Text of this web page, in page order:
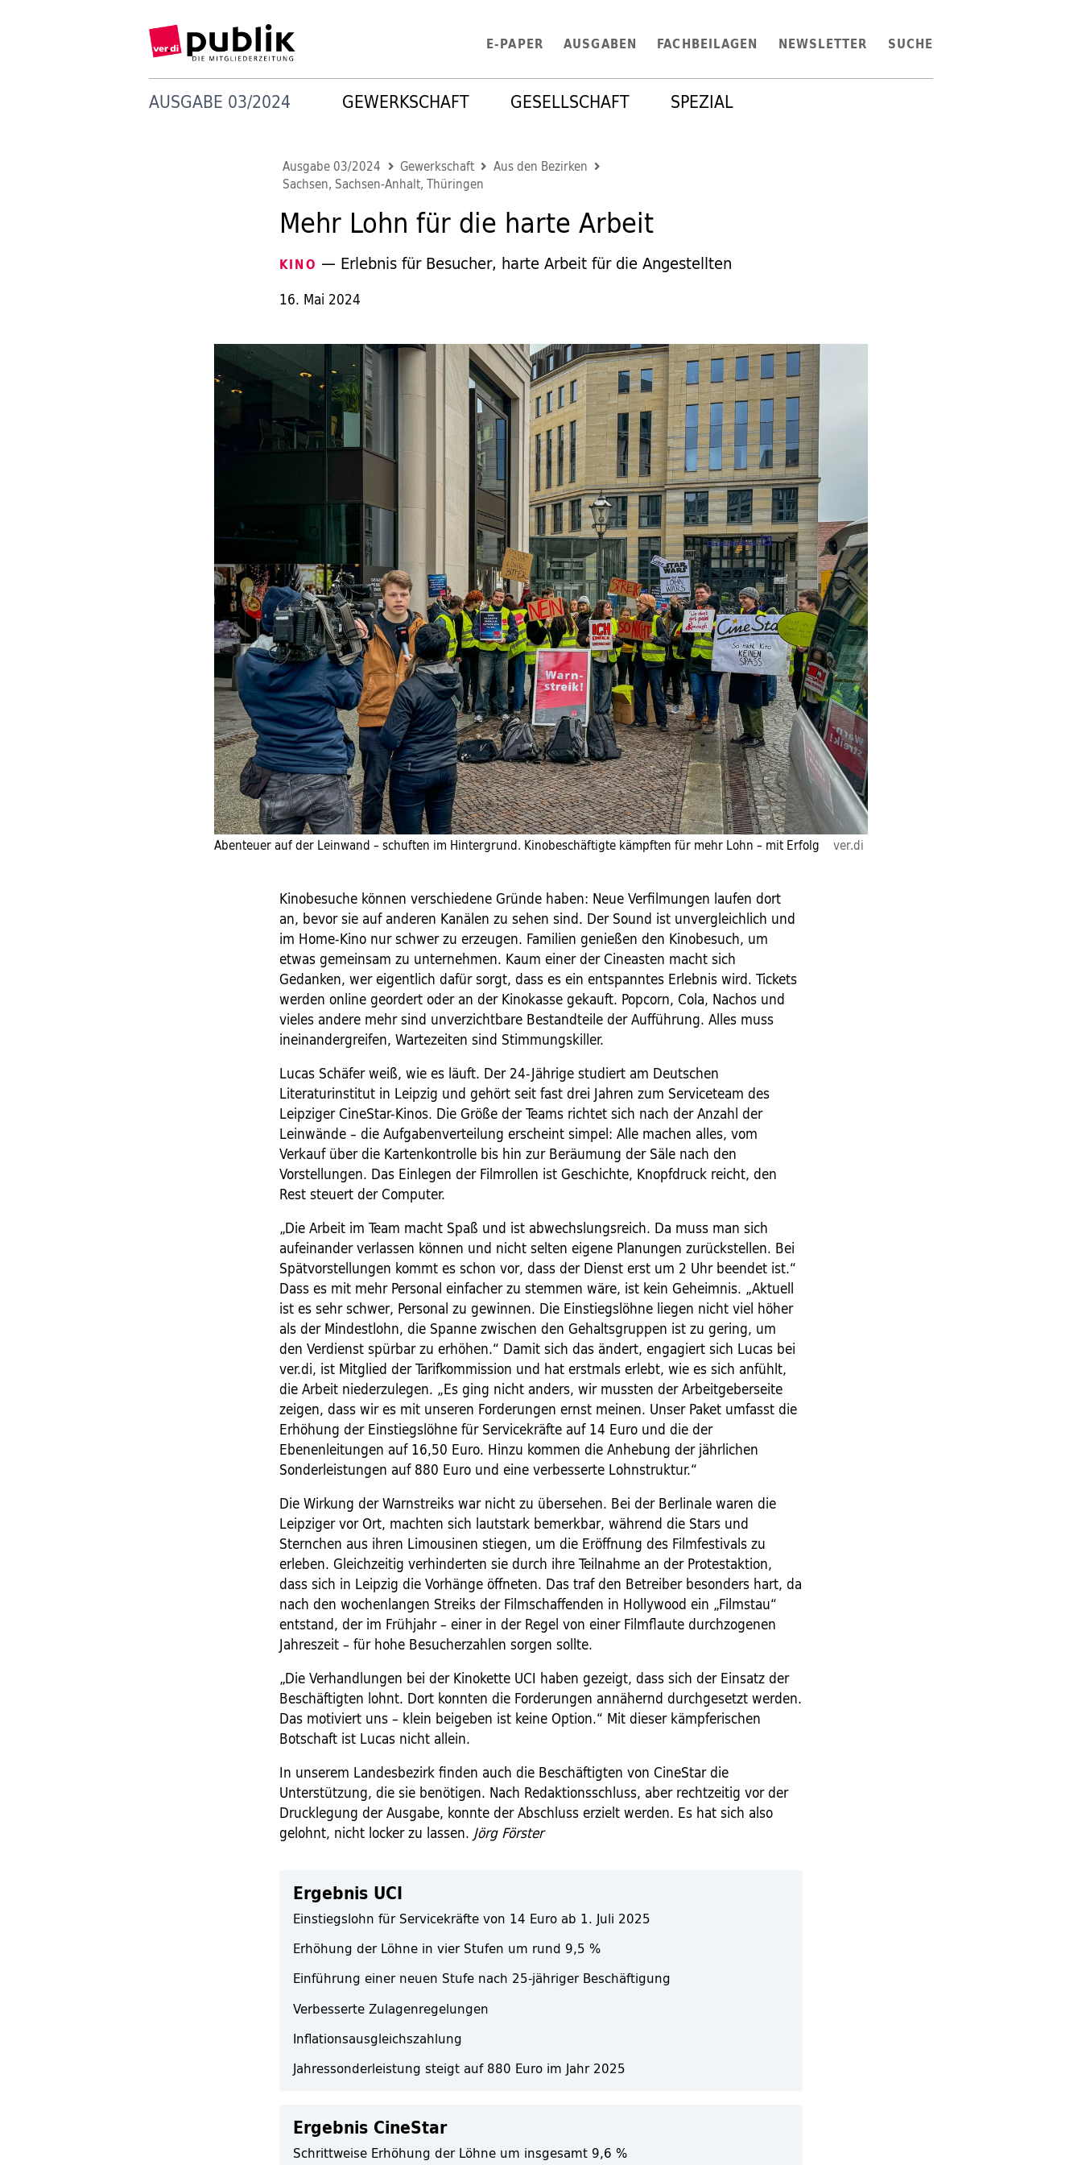
E-PAPER AUSGABEN FACHBEILAGEN NEWSLETTER SUCHE
AUSGABE 03/2024 GEWERKSCHAFT GESELLSCHAFT SPEZIAL
Ausgabe 03/2024 Gewerkschaft
Aus den Bezirken
Sachsen, Sachsen-Anhalt, Thüringen
Mehr Lohn für die harte Arbeit
KINO — Erlebnis für Besucher, harte Arbeit für die Angestellten
16. Mai 2024
Abenteuer auf der Leinwand – schuften im Hintergrund. Kinobeschäftigte kämpften für mehr Lohn – mit Erfolg ver.di
Kinobesuche können verschiedene Gründe haben: Neue Verfilmungen laufen dort
an, bevor sie auf anderen Kanälen zu sehen sind. Der Sound ist unvergleichlich und
im Home-Kino nur schwer zu erzeugen. Fami­lien genießen den Kinobesuch, um
etwas gemeinsam zu unternehmen. Kaum einer der Cineasten macht sich
Gedanken, wer eigentlich dafür sorgt, dass es ein entspanntes Erlebnis wird. Tickets
werden online geordert oder an der Kinokasse gekauft. Popcorn, Cola, Nachos und
vieles andere mehr sind unverzichtbare Bestandteile der Aufführung. Alles muss
ineinandergreifen, Wartezeiten sind Stimmungskiller.
Lucas Schäfer weiß, wie es läuft. Der 24-Jährige studiert am Deutschen
Literaturinstitut in Leipzig und gehört seit fast drei Jahren zum Serviceteam des
Leipziger ­CineStar-Kinos. Die Größe der Teams richtet sich nach der Anzahl der
Leinwände – die Aufgabenverteilung erscheint simpel: Alle machen alles, vom
Verkauf über die Kartenkontrolle bis hin zur Beräumung der Säle nach den
Vorstellungen. Das Einlegen der Filmrollen ist Geschichte, Knopfdruck reicht, den
Rest steuert der Computer.
„Die Arbeit im Team macht Spaß und ist abwechslungsreich. Da muss man sich
aufeinander verlassen können und nicht selten eigene Planungen zurückstellen. Bei
Spätvorstellungen kommt es schon vor, dass der Dienst erst um 2 Uhr beendet ist.“
Dass es mit mehr Personal einfacher zu stemmen wäre, ist kein Geheimnis. „Aktuell
ist es sehr schwer, Personal zu gewinnen. Die Einstiegslöhne liegen nicht viel höher
als der Mindestlohn, die Spanne zwischen den Gehaltsgruppen ist zu gering, um
den Verdienst spürbar zu erhöhen.“ Damit sich das ändert, engagiert sich Lucas bei
ver.di, ist Mitglied der Tarifkommission und hat erstmals erlebt, wie es sich anfühlt,
die Arbeit niederzulegen. „Es ging nicht anders, wir mussten der ­Arbeitgeberseite
zeigen, dass wir es mit unseren Forderungen ernst meinen. Unser Paket umfasst die
Erhöhung der Einstiegslöhne für Servicekräfte auf 14 Euro und die der
Ebenenleitungen auf 16,50 Euro. Hinzu kommen die Anhebung der jähr­lichen
Sonderleistungen auf 880 Euro und eine verbesserte Lohnstruktur.“
Die Wirkung der Warnstreiks war nicht zu übersehen. Bei der Berlinale waren die
Leipziger vor Ort, machten sich lautstark bemerkbar, während die Stars und
Sternchen aus ihren Limousinen stiegen, um die Eröffnung des Filmfestivals zu
erleben. Gleichzeitig verhinderten sie durch ihre Teilnahme an der Protestaktion,
dass sich in Leipzig die Vorhänge öffneten. Das traf den Betreiber besonders hart, da
nach den wochenlangen Streiks der Filmschaffenden in Hollywood ein „Filmstau“
entstand, der im Frühjahr – einer in der Regel von einer Filmflaute durchzogenen
Jahreszeit – für hohe Besucherzahlen sorgen sollte.
„Die Verhandlungen bei der Kinokette UCI haben gezeigt, dass sich der Einsatz der
Beschäftigten lohnt. Dort konnten die Forderungen annähernd durchgesetzt werden.
Das motiviert uns – klein beigeben ist keine Option.“ Mit dieser kämpferischen
Botschaft ist Lucas nicht allein.
In unserem Landesbezirk finden auch die Beschäftigten von CineStar die
Unterstützung, die sie benötigen. Nach Redaktionsschluss, aber rechtzeitig vor der
Drucklegung der Ausgabe, konnte der Abschluss erzielt werden. Es hat sich also
gelohnt, nicht locker zu lassen.Jörg Förster
Ergebnis UCI
Einstiegslohn für Servicekräfte von 14 Euro ab 1. Juli 2025
Erhöhung der Löhne in vier Stufen um rund 9,5 %
Einführung einer neuen Stufe nach 25-jähriger Beschäftigung
Verbesserte Zulagenregelungen
Inflationsausgleichszahlung
Jahressonderleistung steigt auf 880 Euro im Jahr 2025
Ergebnis CineStar
Schrittweise Erhöhung der Löhne um insgesamt 9,6 %